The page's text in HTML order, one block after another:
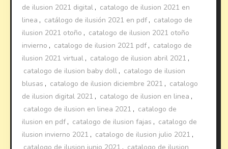
de ilusion 2021 digital , catalogo de ilusion 2021 en
linea , catálogo de ilusión 2021 en pdf , catalogo de
ilusion 2021 otoño , catalogo de ilusion 2021 otoño
invierno , catalogo de ilusion 2021 pdf , catalogo de
ilusion 2021 virtual , catalogo de ilusion abril 2021 ,
catalogo de ilusion baby doll , catalogo de ilusion
blusas , catalogo de ilusion diciembre 2021 , catalogo
de ilusion digital 2021 , catalogo de ilusion en linea ,
catalogo de ilusion en linea 2021 , catalogo de
ilusion en pdf , catalogo de ilusion fajas , catalogo de
ilusion invierno 2021 , catalogo de ilusion julio 2021 ,
catalogo de ilusion junio 2021 , catalogo de ilusion